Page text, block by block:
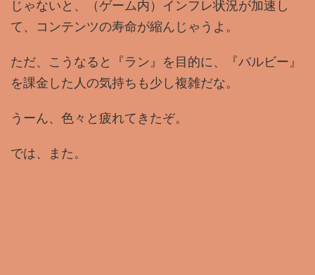
じゃないと、（ゲーム内）インフレ状況が加速し
て、コンテンツの寿命が縮んじゃうよ。
ただ、こうなると『ラン』を目的に、『バルビー』
を課金した人の気持ちも少し複雑だな。
うーん、色々と疲れてきたぞ。
では、また。